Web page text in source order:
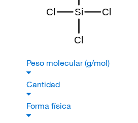
Cl
Si Cl
Cl
Peso molecular (g/mol)
Cantidad
Forma física